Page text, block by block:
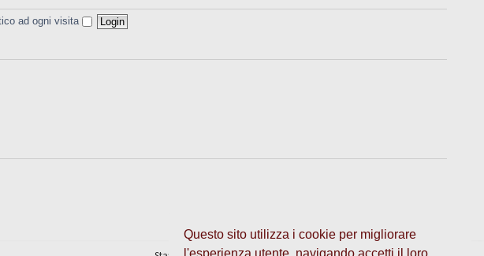
Questo sito utilizza i cookie per migliorare
l'esperienza utente, navigando accetti il loro
ad ogni visita